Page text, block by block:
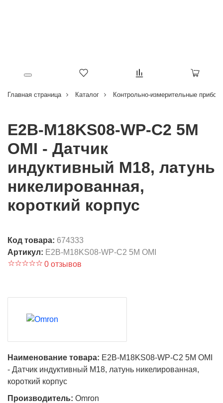
Главная страница Каталог Контрольно-измерительные
E2B-M18KS08-WP-C2 5M
OMI - Датчик
индуктивный M18, латунь
никелированная,
короткий корпус
Код товара: 674333
Артикул: E2B-M18KS08-WP-C2 5M OMI
0 отзывов
Наименование товара: E2B-M18KS08-WP-C2 5M OMI
- Датчик индуктивный M18, латунь никелированная,
короткий корпус
Производитель: Omron